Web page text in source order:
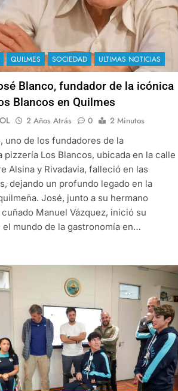
QUILMES SOCIEDAD ULTIMAS NOTICIAS
Blanco, fundador de la icónica
Blancos en Quilmes
2 Años Atrás 0
2 Minutos
uno de los fundadores de la
pizzería Los Blancos, ubicada en la calle
Alsina y Rivadavia, falleció en las
dejando un profundo legado en la
José, junto a su hermano
Manuel Vázquez, inició su
el mundo de la gastronomía en…